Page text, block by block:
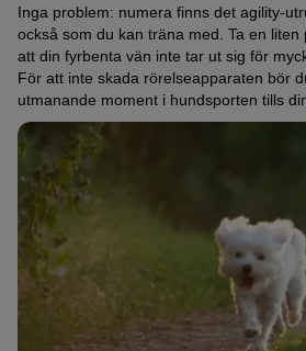
Inga problem: numera finns det agility-
också som du kan träna med. Ta en liten
att din fyrbenta vän inte tar ut sig för
För att inte skada rörelseapparaten bör
utmanande moment i hundsporten tills